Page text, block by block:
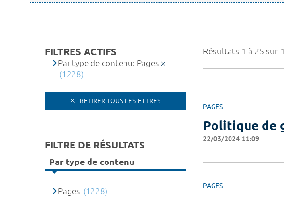
Résultats 1 à 25 sur
PAGES
Politique de
22/03/2024 11:09
PAGES
FILTRES ACTIFS
Par type de contenu: Pages
(1228)
RETIRER TOUS LES FILTRES
FILTRE DE RÉSULTATS
Par type de contenu
Pages (1228)